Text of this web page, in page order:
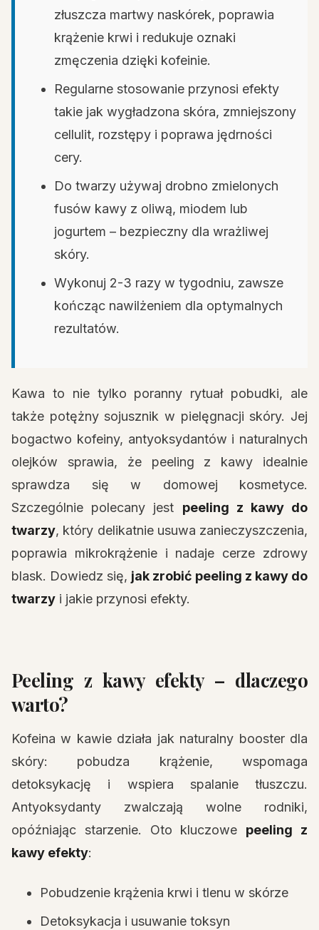
złuszcza martwy naskórek, poprawia
krążenie krwi i redukuje oznaki
zmęczenia dzięki kofeinie.
Regularne stosowanie przynosi efekty
takie jak wygładzona skóra, zmniejszony
cellulit, rozstępy i poprawa jędrności
cery.
Do twarzy używaj drobno zmielonych
fusów kawy z oliwą, miodem lub
jogurtem – bezpieczny dla wrażliwej
skóry.
Wykonuj 2-3 razy w tygodniu, zawsze
kończąc nawilżeniem dla optymalnych
rezultatów.
Kawa to nie tylko poranny rytuał pobudki, ale
także potężny sojusznik w pielęgnacji skóry. Jej
bogactwo kofeiny, antyoksydantów i naturalnych
olejków sprawia, że peeling z kawy idealnie
sprawdza się w domowej kosmetyce.
Szczególnie polecany jest peeling z kawy do
twarzy, który delikatnie usuwa zanieczyszczenia,
poprawia mikrokrążenie i nadaje cerze zdrowy
blask. Dowiedz się, jak zrobić peeling z kawy do
twarzy i jakie przynosi efekty.
Peeling z kawy efekty – dlaczego
warto?
Kofeina w kawie działa jak naturalny booster dla
skóry: pobudza krążenie, wspomaga
detoksykację i wspiera spalanie tłuszczu.
Antyoksydanty zwalczają wolne rodniki,
opóźniając starzenie. Oto kluczowe peeling z
kawy efekty:
Pobudzenie krążenia krwi i tlenu w skórze
Detoksykacja i usuwanie toksyn